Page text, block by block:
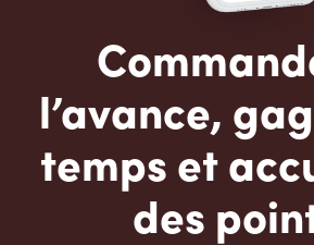
l’avance,
temps et
des